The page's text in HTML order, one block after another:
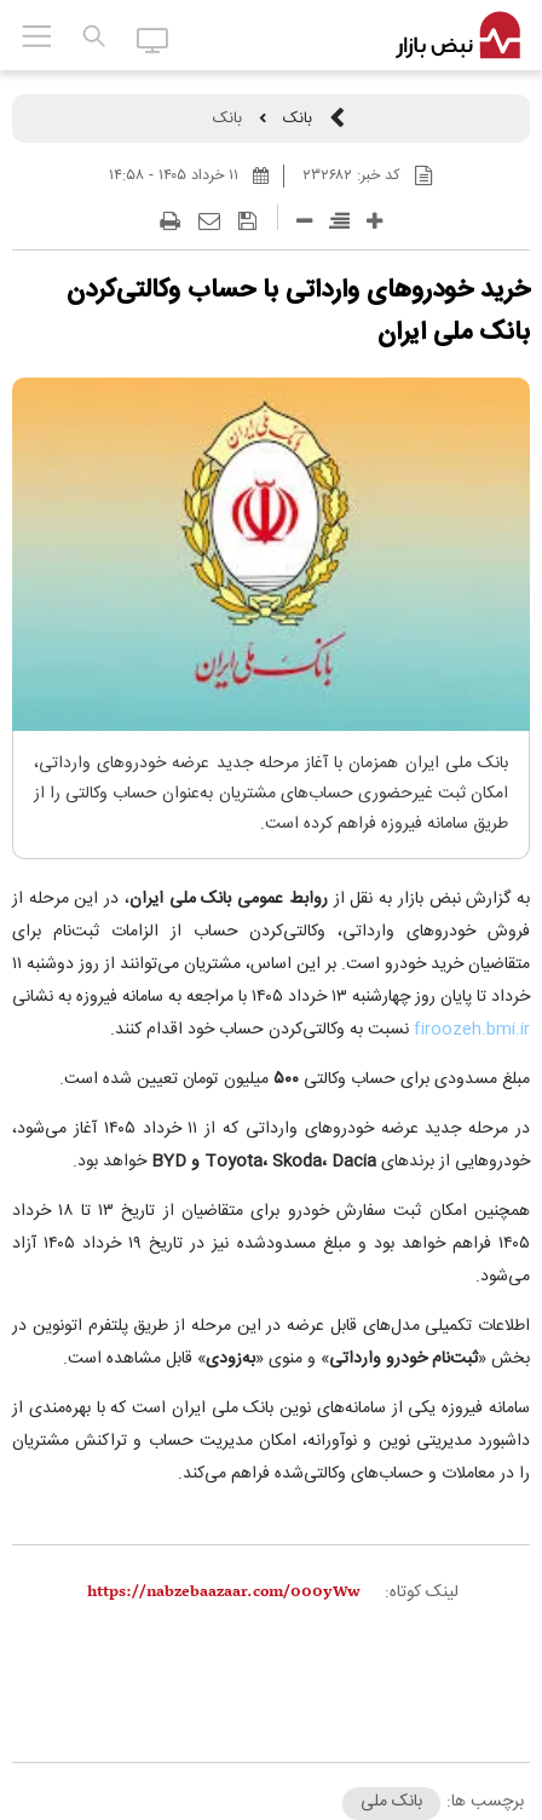
بانک بانک
کد خبر: ۲۳۲۶۸۲
خرید خودرو‌های وارداتی با حساب وکالتی‌کردن
بانک ملی ایران
بانک ملی ایران همزمان با آغاز مرحله جدید عرضه خودرو‌های وارداتی،
امکان ثبت غیرحضوری حساب‌های مشتریان به‌عنوان حساب وکالتی را از
طریق سامانه فیروزه فراهم کرده است.
به گزارش نبض بازار به نقل ازروابط عمومی بانک ملی ایران، در این مرحله از
فروش خودروهای وارداتی، وکالتی‌کردن حساب از الزامات ثبت‌نام برای
متقاضیان خرید خودرو است. بر این اساس، مشتریان می‌توانند از روز دوشنبه ۱۱
خرداد تا پایان روز چهارشنبه ۱۳ خرداد ۱۴۰۵ با مراجعه به سامانه فیروزه به نشانی
firoozeh.bmi.irنسبت به وکالتی‌کردن حساب خود اقدام کنند.
مبلغ مسدودی برای حساب وکالتی ۵۰۰میلیون تومان تعیین شده است.
در مرحله جدید عرضه خودروهای وارداتی که از ۱۱ خرداد ۱۴۰۵ آغاز می‌شود،
خودروهایی از برندهایToyota، Skoda، Dacia و BYD
خواهد بود.
همچنین امکان ثبت سفارش خودرو برای متقاضیان از تاریخ ۱۳ تا ۱۸ خرداد
۱۴۰۵ فراهم خواهد بود و مبلغ مسدودشده نیز در تاریخ ۱۹ خرداد ۱۴۰۵ آزاد
می‌شود.
اطلاعات تکمیلی مدل‌های قابل عرضه در این مرحله از طریق پلتفرم اتونوین در
بخش «ثبت‌نام خودرو وارداتی» و منوی «به‌زودی» قابل مشاهده است.
سامانه فیروزه یکی از سامانه‌های نوین بانک ملی ایران است که با بهره‌مندی از
داشبورد مدیریتی نوین و نوآورانه، امکان مدیریت حساب و تراکنش مشتریان
را در معاملات و حساب‌های وکالتی‌شده فراهم می‌کند.
لینک کوتاه:
برچسب ها: بانک ملی